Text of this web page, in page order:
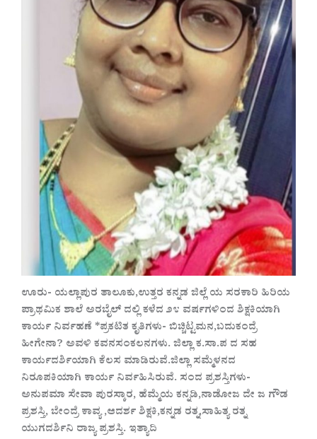
ಊರು- ಯಲ್ಲಾಪುರ ತಾಲೂಕು,ಉತ್ತರ ಕನ್ನಡ ಜಿಲ್ಲೆ ಯ ಸರಕಾರಿ ಹಿರಿಯ
ಪ್ರಾಥಮಿಕ ಶಾಲೆ ಅರಬೈಲ್ ದಲ್ಲಿ ಕಳೆದ ೨೪ ವರ್ಷಗಳಿಂದ ಶಿಕ್ಷಕಿಯಾಗಿ
ಕಾರ್ಯ ನಿರ್ವಹಣೆ *ಪ್ರಕಟಿತ ಕೃತಿಗಳು- ಬಿಚ್ಚಿಟ್ಟಮನ,ಬದುಕಂದ್ರೆ
ಹೀಗೇನಾ? ಅವಳಿ ಕವನಸಂಕಲನಗಳು. ಜಿಲ್ಲಾ ಕ.ಸಾ.ಪ ದ ಸಹ
ಕಾರ್ಯದರ್ಶಿಯಾಗಿ ಕೆಲಸ ಮಾಡಿರುವೆ.ಜಿಲ್ಲಾ ಸಮ್ಮೆಳನದ
ನಿರೂಪಕಿಯಾಗಿ ಕಾರ್ಯ ನಿರ್ವಹಿಸಿರುವೆ. ಸಂದ ಪ್ರಶಸ್ತಿಗಳು-
ಅನುಪಮಾ ಸೇವಾ ಪುರಸ್ಕಾರ, ಹೆಮ್ಮೆಯ ಕನ್ನಡಿ,ನಾಡೋಜ ದೇ ಜ ಗೌಡ
ಪ್ರಶಸ್ತಿ, ಬೇಂದ್ರೆ ಕಾವ್ಯ ,ಆದರ್ಶ ಶಿಕ್ಷಕಿ,ಕನ್ನಡ ರತ್ನ,ಸಾಹಿತ್ಯ ರತ್ನ
ಯುಗದರ್ಶಿನಿ ರಾಜ್ಯ ಪ್ರಶಸ್ತಿ. ಇತ್ಯಾದಿ